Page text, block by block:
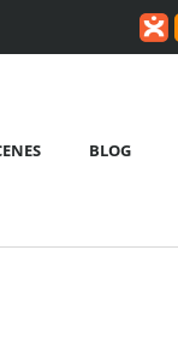
BLOG